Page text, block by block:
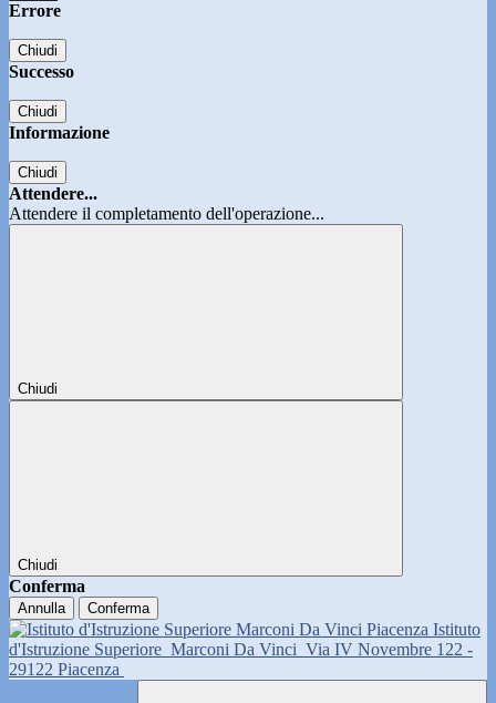
Errore
Chiudi
Successo
Chiudi
Informazione
Chiudi
Attendere...
Attendere il completamento dell'operazione...
Chiudi
Chiudi
Conferma
Annulla Conferma
Istituto
d'Istruzione Superiore Marconi Da Vinci Via IV Novembre 122 -
29122 Piacenza